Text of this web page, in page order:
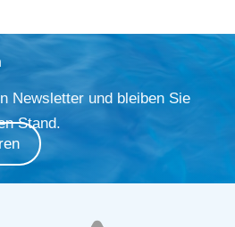
Newsletter und bleiben Sie
Stand.